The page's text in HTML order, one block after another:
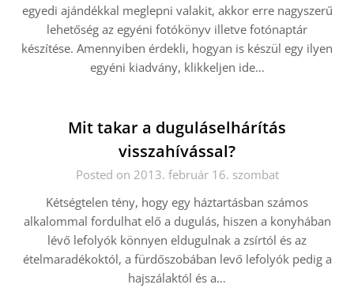
egyedi ajándékkal meglepni valakit, akkor erre nagyszerű
lehetőség az egyéni fotókönyv illetve fotónaptár
készítése. Amennyiben érdekli, hogyan is készül egy ilyen
egyéni kiadvány, klikkeljen ide…
Mit takar a duguláselhárítás
visszahívással?
Posted on 2013. február 16. szombat
Kétségtelen tény, hogy egy háztartásban számos
alkalommal fordulhat elő a dugulás, hiszen a konyhában
lévő lefolyók könnyen eldugulnak a zsírtól és az
ételmaradékoktól, a fürdőszobában levő lefolyók pedig a
hajszálaktól és a…